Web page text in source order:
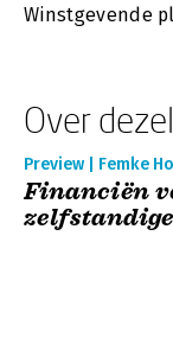
Winstgevende
Over
Preview | Femke
Financiën